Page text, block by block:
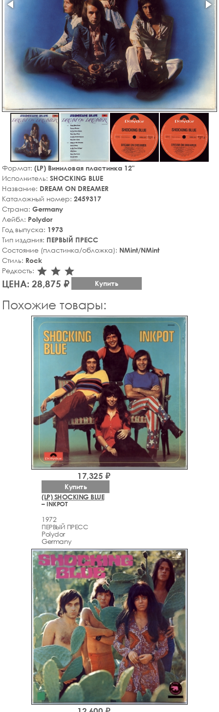
Формат: (LP) Виниловая пластинка 12"
Исполнитель: SHOCKING BLUE
Название: DREAM ON DREAMER
Каталожный номер: 2459317
Страна: Germany
Лейбл: Polydor
Год выпуска: 1973
Тип издания: ПЕРВЫЙ ПРЕСС
Состояние (пластинка/обложка): NMint/NMint
Стиль: Rock
Редкость: star_rate
star_rate
star_rate
ЦЕНА: 28,875 ₽ Купить
Похожие товары:
(LP) SHOCKING BLUE
– INKPOT
1972
ПЕРВЫЙ ПРЕСС
Polydor
Germany
17,325 ₽
Купить